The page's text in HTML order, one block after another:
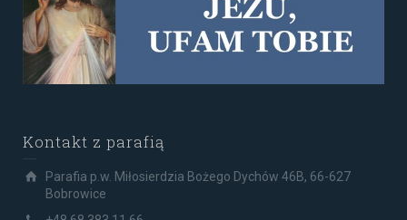
Kontakt z parafią
Parafia p.w. Miłosierdzia Bożego Dychów 46B, 66-627
Bobrowice